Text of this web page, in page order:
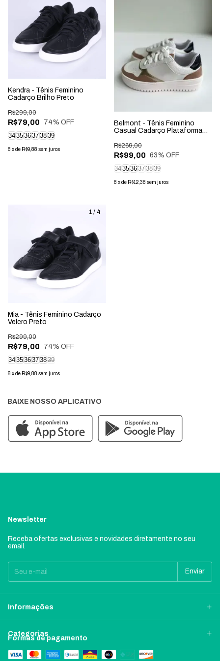
Kendra - Tênis Feminino
Cadarço Brilho Preto
R$79,00
R$299,00
74% OFF
343536373839
8 xde R$9,88 sem juros
Belmont - Tênis Feminino
Casual Cadarço Plataforma
R$99,00
R$269,00
63% OFF
343536373839
8 xde R$12,38 sem juros
1 / 4
Mia - Tênis Feminino Cadarço
Velcro Preto
R$79,00
R$299,00
74% OFF
343536373839
8 xde R$9,88 sem juros
BAIXE NOSSO APLICATIVO
Newsletter
Receba ofertas exclusivas e novidades diretamente no seu
email.
Informações
Categorias
Formas de pagamento